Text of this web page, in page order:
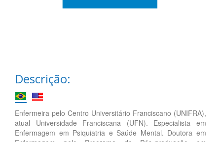
Descrição:
Enfermeira pelo Centro Universitário Franciscano (UNIFRA),
atual Universidade Franciscana (UFN). Especialista em
Enfermagem em Psiquiatria e Saúde Mental. Doutora em